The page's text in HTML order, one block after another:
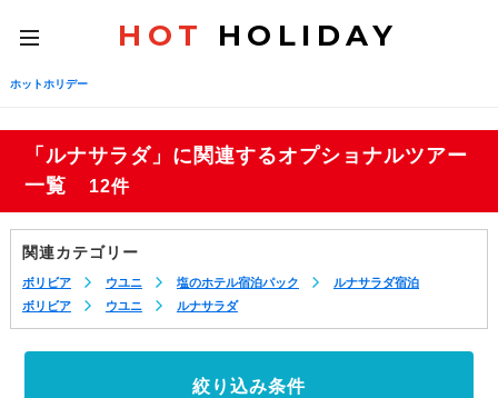
toggle
navigation
HOT HOLIDAY
ホットホリデー
「ルナサラダ」に関連するオプショナルツアー
一覧
12件
関連カテゴリー
ボリビア ウユニ 塩のホテル宿泊パック
ルナサラダ宿泊
ボリビア
ウユニ ルナサラダ
絞り込み条件